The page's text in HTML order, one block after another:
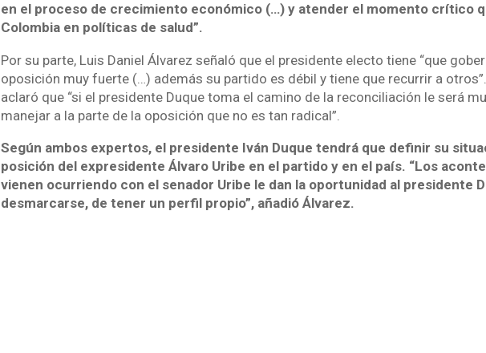
en el proceso de crecimiento económico (…) y atender el momento crítico
Colombia en políticas de salud”.
Por su parte, Luis Daniel Álvarez señaló que el presidente electo tiene “que
oposición muy fuerte (…) además su partido es débil y tiene que recurrir a
aclaró que “si el presidente Duque toma el camino de la reconciliación le será
manejar a la parte de la oposición que no es tan radical”.
Según ambos expertos, el presidente Iván Duque tendrá que definir su
posición del expresidente Álvaro Uribe en el partido y en el país. “Los
vienen ocurriendo con el senador Uribe le dan la oportunidad al presidente
desmarcarse, de tener un perfil propio”, añadió Álvarez.